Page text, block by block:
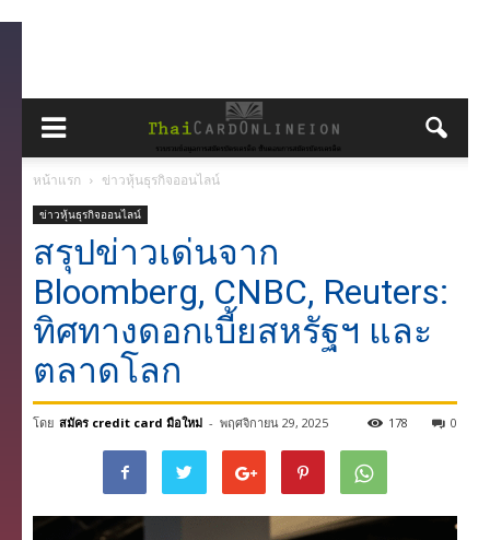
หน้าแรก ข่าวหุ้นธุรกิจออนไลน์
ข่าวหุ้นธุรกิจออนไลน์
สรุปข่าวเด่นจาก
Bloomberg, CNBC, Reuters:
ทิศทางดอกเบี้ยสหรัฐฯ และ
ตลาดโลก
โดย สมัคร credit card มือใหม่ - พฤศจิกายน 29, 2025 0
178